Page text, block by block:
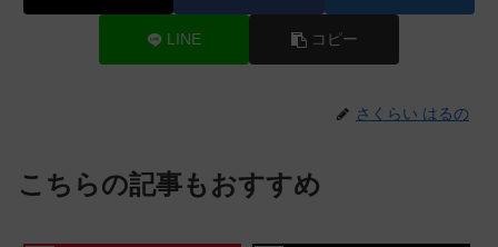
LINE コピー
さくらい はるの
こちらの記事もおすすめ